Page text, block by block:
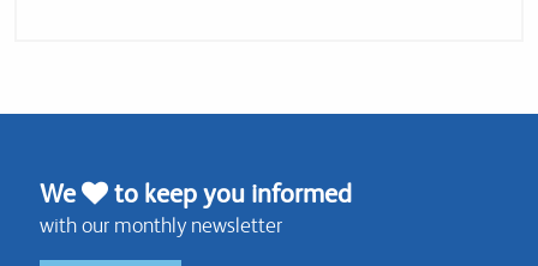
We to keep you informed
with our monthly newsletter